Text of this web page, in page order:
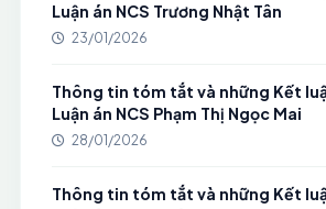
Luận án NCS Trương Nhật Tân
23/01/2026
Thông tin tóm tắt và những Kết
Luận án NCS Phạm Thị Ngọc Mai
28/01/2026
Thông tin tóm tắt và những Kết